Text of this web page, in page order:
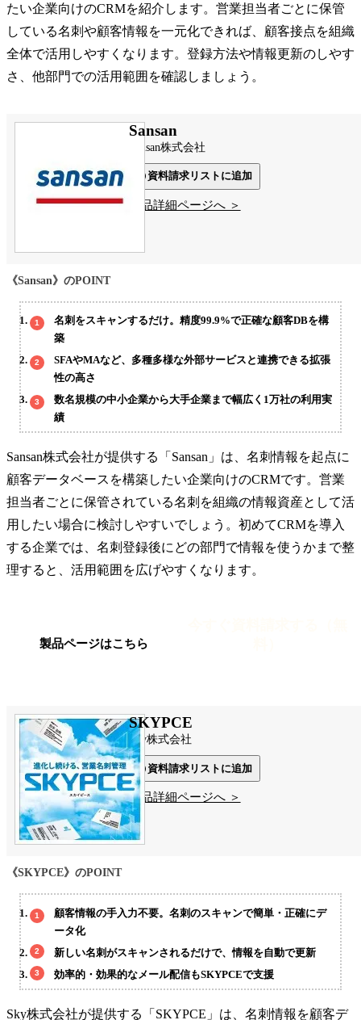
たい企業向けのCRMを紹介します。営業担当者ごとに保管
している名刺や顧客情報を一元化できれば、顧客接点を組織
全体で活用しやすくなります。登録方法や情報更新のしやす
さ、他部門での活用範囲を確認しましょう。
Sansan
Sansan株式会社
資料請求リストに追加
製品詳細ページへ ＞
《Sansan》のPOINT
名刺をスキャンするだけ。精度99.9%で正確な顧客DBを構
築
SFAやMAなど、多種多様な外部サービスと連携できる拡張
性の高さ
数名規模の中小企業から大手企業まで幅広く1万社の利用実
績
Sansan株式会社が提供する「Sansan」は、名刺情報を起点に
顧客データベースを構築したい企業向けのCRMです。営業
担当者ごとに保管されている名刺を組織の情報資産として活
用したい場合に検討しやすいでしょう。初めてCRMを導入
する企業では、名刺登録後にどの部門で情報を使うかまで整
理すると、活用範囲を広げやすくなります。
製品ページはこちら
SKYPCE
Sky株式会社
資料請求リストに追加
製品詳細ページへ ＞
《SKYPCE》のPOINT
顧客情報の手入力不要。名刺のスキャンで簡単・正確にデ
ータ化
新しい名刺がスキャンされるだけで、情報を自動で更新
効率的・効果的なメール配信もSKYPCEで支援
Sky株式会社が提供する「SKYPCE」は、名刺情報を顧客デ